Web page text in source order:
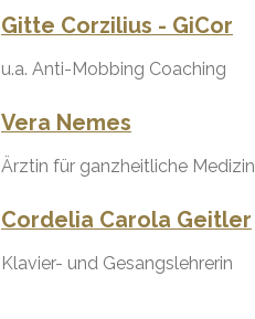
Gitte Corzilius - GiCor
u.a. Anti-Mobbing Coaching
Vera Nemes
Ärztin für ganzheitliche Medizin
Cordelia Carola Geitler
Klavier- und Gesangslehrerin